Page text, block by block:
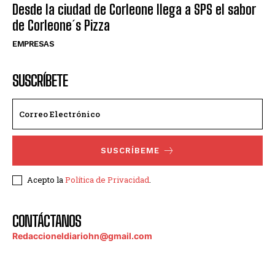
Desde la ciudad de Corleone llega a SPS el sabor
de Corleone´s Pizza
EMPRESAS
SUSCRÍBETE
SUSCRÍBEME
Acepto laPolítica de Privacidad.
CONTÁCTANOS
Redaccioneldiariohn@gmail.com